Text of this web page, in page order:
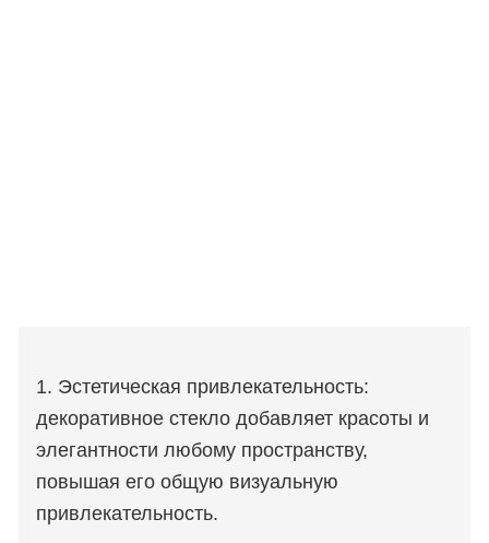
1. Эстетическая привлекательность:
декоративное стекло добавляет красоты и
элегантности любому пространству,
повышая его общую визуальную
привлекательность.